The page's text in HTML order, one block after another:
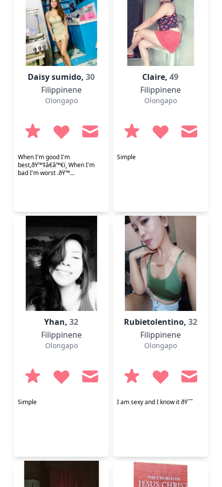
Daisy sumido,30
Filippinene
Olongapo
When I'm good I'm
best,ðŸ™‡â€â™€ï¸ When I'm
bad I'm worst .ðŸ™…
Claire,49
Filippinene
Olongapo
Simple
Yhan,32
Filippinene
Olongapo
Simple
Rubietolentino, 32
Filippinene
Olongapo
I am sexy and I know it ðŸ˜˜